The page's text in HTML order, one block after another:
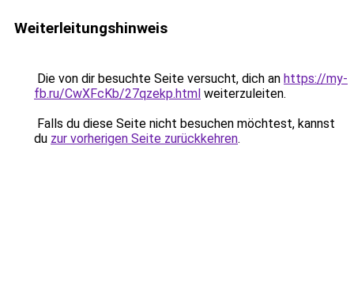
Weiterleitungshinweis
Die von dir besuchte Seite versucht, dich an https://my-
fb.ru/CwXFcKb/27qzekp.html weiterzuleiten.
Falls du diese Seite nicht besuchen möchtest, kannst
du zur vorherigen Seite zurückkehren.